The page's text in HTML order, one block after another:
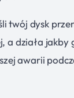
twój dysk
a działa jakby
awarii